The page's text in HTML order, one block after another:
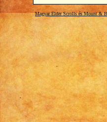
Magyar Elder Scrolls és Mount &